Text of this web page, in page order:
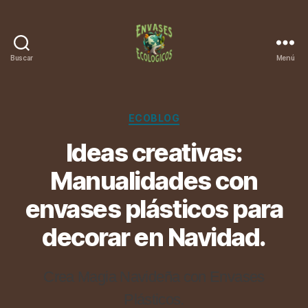
Buscar Menú
Categorías
ECOBLOG
Ideas creativas:
Manualidades con
envases plásticos para
decorar en Navidad.